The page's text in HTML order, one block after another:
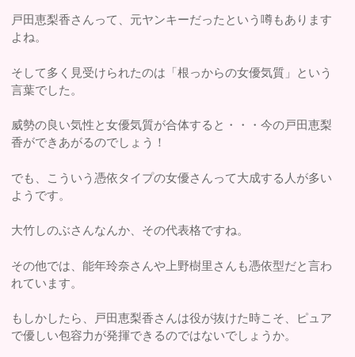
戸田恵梨香さんって、元ヤンキーだったという噂もあります
よね。
そして多く見受けられたのは「根っからの女優気質」という
言葉でした。
威勢の良い気性と女優気質が合体すると・・・今の戸田恵梨
香ができあがるのでしょう！
でも、こういう憑依タイプの女優さんって大成する人が多い
ようです。
大竹しのぶさんなんか、その代表格ですね。
その他では、能年玲奈さんや上野樹里さんも憑依型だと言わ
れています。
もしかしたら、戸田恵梨香さんは役が抜けた時こそ、ピュア
で優しい包容力が発揮できるのではないでしょうか。